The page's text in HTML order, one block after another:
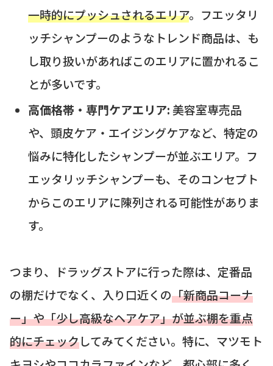
一時的にプッシュされるエリア。フエッタリ
ッチシャンプーのようなトレンド商品は、も
し取り扱いがあればこのエリアに置かれるこ
とが多いです。
高価格帯・専門ケアエリア: 美容室専売品
や、頭皮ケア・エイジングケアなど、特定の
悩みに特化したシャンプーが並ぶエリア。フ
エッタリッチシャンプーも、そのコンセプト
からこのエリアに陳列される可能性がありま
す。
つまり、ドラッグストアに行った際は、定番品
の棚だけでなく、入り口近くの「新商品コーナ
ー」や「少し高級なヘアケア」が並ぶ棚を重点
的にチェックしてみてください。特に、マツモト